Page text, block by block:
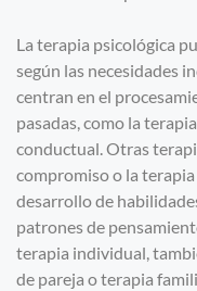
La terapia psicológica
según las necesidades
centran en el
pasadas, como la
conductual. Otras
compromiso o la terapia
desarrollo de
patrones de
terapia individual,
de pareja o terapia